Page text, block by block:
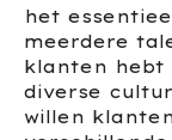
het
meerdere
klanten hebt
diverse
willen